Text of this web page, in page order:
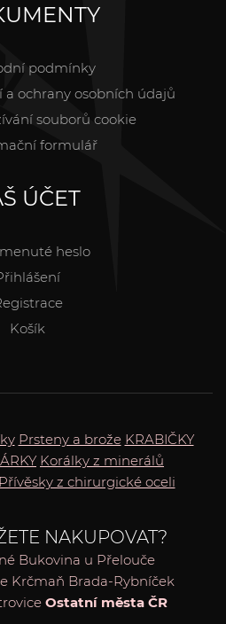
podmínky
a ochrany osobních údajů
souborů cookie
formulář
ÚČET
heslo
Košík
Prsteny a brože KRABIČKY
Korálky z minerálů
Přívěsky z chirurgické oceli
NAKUPOVAT?
Bukovina u Přelouče
Krčmaň Brada-Rybníček
Ostatní města ČR